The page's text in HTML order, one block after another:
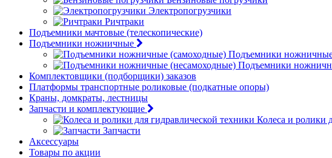
Электропогрузчики
Ричтраки
Подъемники мачтовые (телескопические)
Подъемники ножничные
Подъемники
Подъемники
Комплектовщики (подборщики) заказов
Платформы транспортные роликовые (подкатные опоры)
Краны, домкраты, лестницы
Запчасти и комплектующие
Колеса и ролики
Запчасти
Аксессуары
Товары по акции